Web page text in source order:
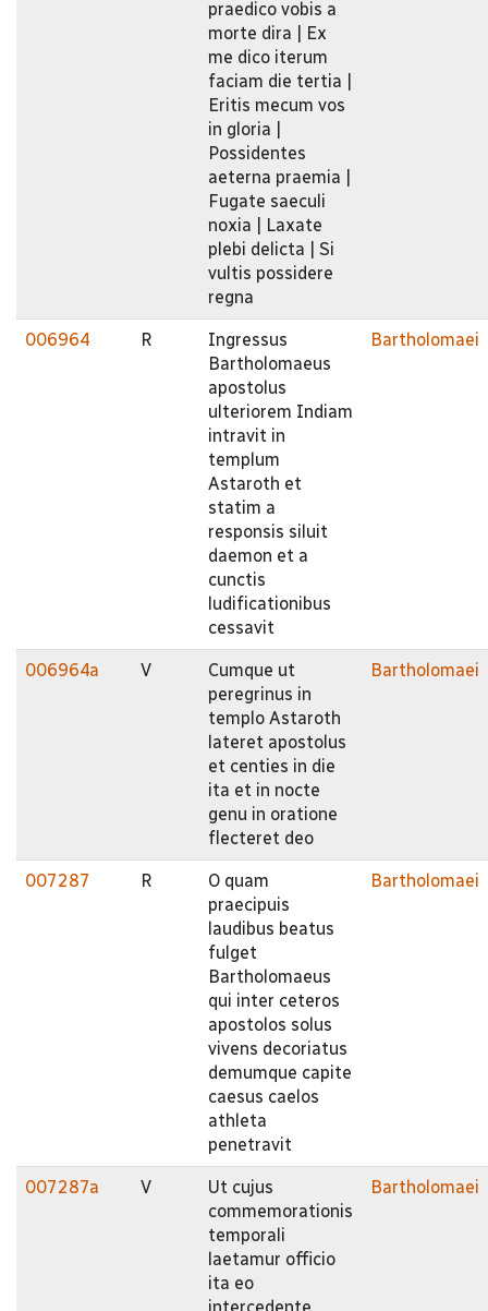
praedico vobis a
morte dira | Ex
me dico iterum
faciam die tertia |
Eritis mecum vos
in gloria |
Possidentes
aeterna praemia |
Fugate saeculi
noxia | Laxate
plebi delicta | Si
vultis possidere
regna
006964 R
Ingressus
Bartholomaeus
apostolus
ulteriorem Indiam
intravit in
templum
Astaroth et
statim a
responsis siluit
daemon et a
cunctis
ludificationibus
cessavit
Bartholomaei
006964a V
Cumque ut
peregrinus in
templo Astaroth
lateret apostolus
et centies in die
ita et in nocte
genu in oratione
flecteret deo
Bartholomaei
007287 R
O quam
praecipuis
laudibus beatus
fulget
Bartholomaeus
qui inter ceteros
apostolos solus
vivens decoriatus
demumque capite
caesus caelos
athleta
penetravit
Bartholomaei
007287a V
Ut cujus
commemorationis
temporali
laetamur officio
ita eo
intercedente
Bartholomaei